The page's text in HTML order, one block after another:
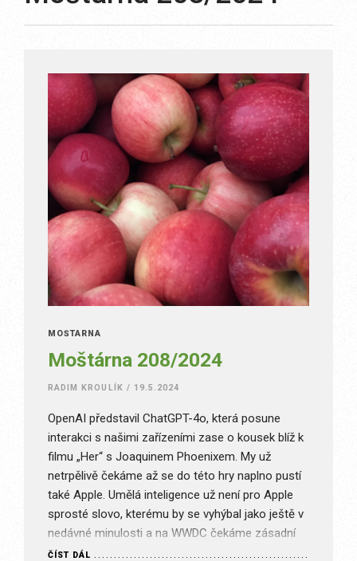
MOŠTÁRNA
Moštárna 208/2024
RADIM KROULÍK / 19.5.2024
OpenAI představil ChatGPT-4o, která posune
interakci s našimi zařízeními zase o kousek blíž k
filmu „Her“ s Joaquinem Phoenixem. My už
netrpělivě čekáme až se do této hry naplno pustí
také Apple. Umělá inteligence už není pro Apple
sprosté slovo, kterému by se vyhýbal jako ještě v
nedávné minulosti a na WWDC čekáme zásadní
novinky. A do…
ČÍST DÁL